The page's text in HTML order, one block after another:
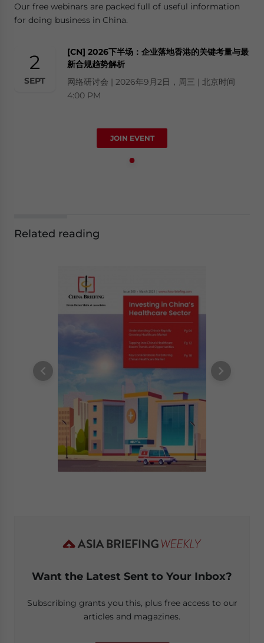
Our free webinars are packed full of useful information
for doing business in China.
2
SEPT
[CN] 2026下半场：企业落地香港的关键考量与最
新合规趋势解析
网络研讨会 | 2026年9月2日，周三 | 北京时间
4:00 PM
JOIN EVENT
Related reading
Want the Latest Sent to Your Inbox?
Subscribing grants you this, plus free access to our
articles and magazines.